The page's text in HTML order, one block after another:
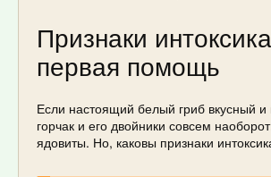
Признаки
первая помощь
Если настоящий белый гриб вкусный и
горчак и его двойники совсем
ядовиты. Но, каковы признаки